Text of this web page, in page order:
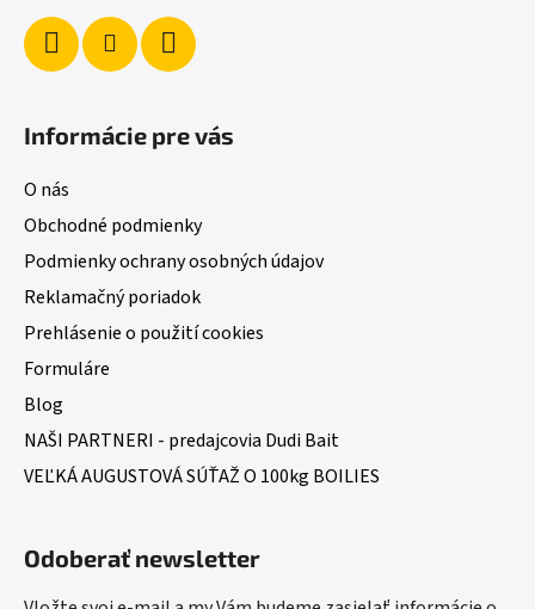
Informácie pre vás
O nás
Obchodné podmienky
Podmienky ochrany osobných údajov
Reklamačný poriadok
Prehlásenie o použití cookies
Formuláre
Blog
NAŠI PARTNERI - predajcovia Dudi Bait
VEĽKÁ AUGUSTOVÁ SÚŤAŽ O 100kg BOILIES
Odoberať newsletter